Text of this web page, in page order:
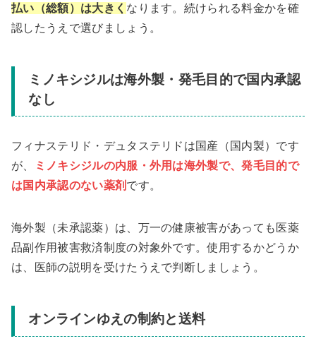
払い（総額）は大きく なります。続けられる料金かを確
認したうえで選びましょう。
ミノキシジルは海外製・発毛目的で国内承認
なし
フィナステリド・デュタステリドは国産（国内製）です
が、
ミノキシジルの内服・外用は海外製で、発毛目的で
は国内承認のない薬剤 です。
海外製（未承認薬）は、万一の健康被害があっても医薬
品副作用被害救済制度の対象外です。使用するかどうか
は、医師の説明を受けたうえで判断しましょう。
オンラインゆえの制約と送料